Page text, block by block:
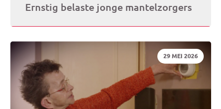
Ernstig belaste jonge mantelzorgers
DATUM:
29 MEI 2026